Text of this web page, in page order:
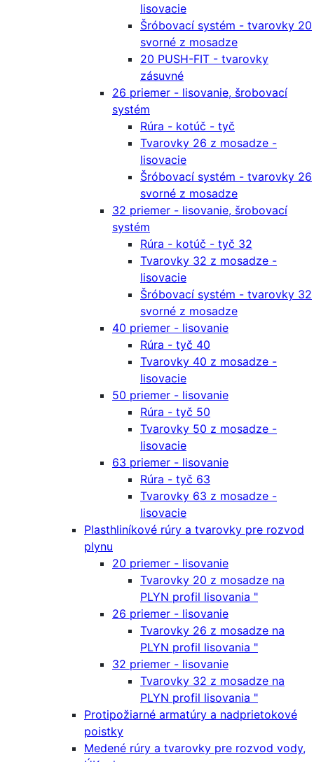
lisovacie
Šróbovací systém - tvarovky 20
svorné z mosadze
20 PUSH-FIT - tvarovky
zásuvné
26 priemer - lisovanie, šrobovací
systém
Rúra - kotúč - tyč
Tvarovky 26 z mosadze -
lisovacie
Šróbovací systém - tvarovky 26
svorné z mosadze
32 priemer - lisovanie, šrobovací
systém
Rúra - kotúč - tyč 32
Tvarovky 32 z mosadze -
lisovacie
Šróbovací systém - tvarovky 32
svorné z mosadze
40 priemer - lisovanie
Rúra - tyč 40
Tvarovky 40 z mosadze -
lisovacie
50 priemer - lisovanie
Rúra - tyč 50
Tvarovky 50 z mosadze -
lisovacie
63 priemer - lisovanie
Rúra - tyč 63
Tvarovky 63 z mosadze -
lisovacie
Plasthliníkové rúry a tvarovky pre rozvod
plynu
20 priemer - lisovanie
Tvarovky 20 z mosadze na
PLYN profil lisovania "
26 priemer - lisovanie
Tvarovky 26 z mosadze na
PLYN profil lisovania "
32 priemer - lisovanie
Tvarovky 32 z mosadze na
PLYN profil lisovania "
Protipožiarné armatúry a nadprietokové
poistky
Medené rúry a tvarovky pre rozvod vody,